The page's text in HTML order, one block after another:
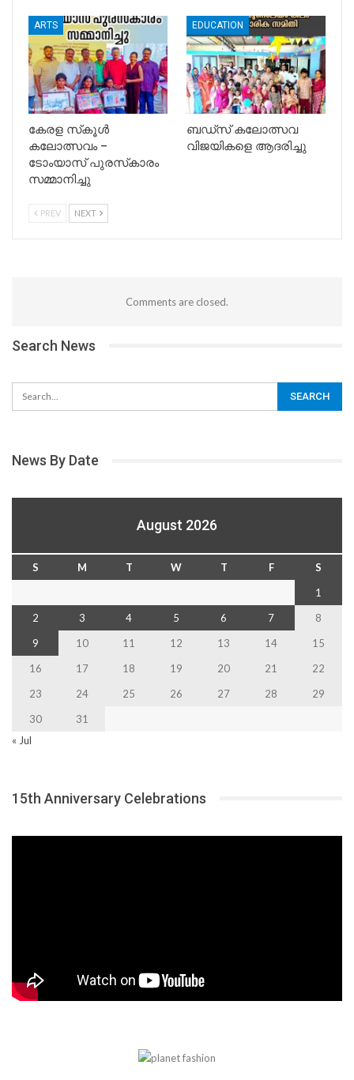
ARTS
കേരള സ്‌കൂള്‍
കലോത്സവം –
ടോംയാസ് പുരസ്‌കാരം
സമ്മാനിച്ചു
EDUCATION
ബഡ്‌സ് കലോത്സവ
വിജയികളെ ആദരിച്ചു
PREV NEXT
Comments are closed.
Search News
News By Date
August 2026
S M T W T F
S
1
2
3 4 5 6 7
8
9
10 11 12 13 14
15
16
17 18 19 20 21
22
23
24 25 26 27 28
29
30
31
« Jul
15th Anniversary Celebrations